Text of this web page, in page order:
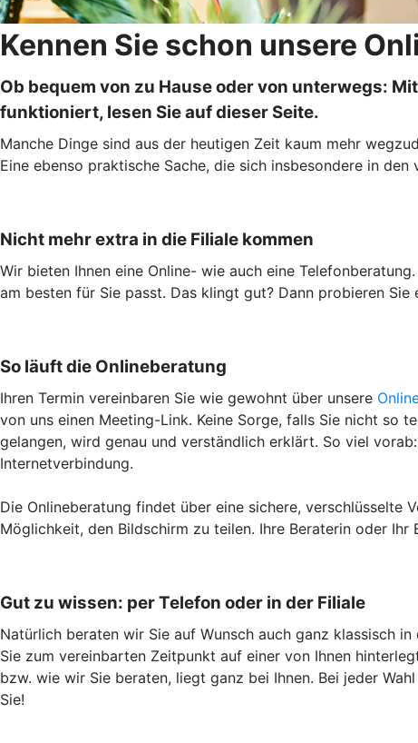
Kennen Sie schon unsere
Ob bequem von zu Hause oder von unterwegs:
funktioniert, lesen Sie auf dieser Seite.
Manche Dinge sind aus der heutigen Zeit kaum mehr
Eine ebenso praktische Sache, die sich insbesondere in
Nicht mehr extra in die Filiale kommen
Wir bieten Ihnen eine Online- wie auch eine
am besten für Sie passt. Das klingt gut? Dann probieren Sie
So läuft die Onlineberatung
Ihren Termin vereinbaren Sie wie gewohnt über unsere
von uns einen Meeting-Link. Keine Sorge, falls Sie nicht so
gelangen, wird genau und verständlich erklärt. So viel
Internetverbindung.
Die Onlineberatung findet über eine sichere,
Möglichkeit, den Bildschirm zu teilen. Ihre Beraterin oder
Gut zu wissen: per Telefon oder in der Filiale
Natürlich beraten wir Sie auf Wunsch auch ganz klassisch
Sie zum vereinbarten Zeitpunkt auf einer von Ihnen
bzw. wie wir Sie beraten, liegt ganz bei Ihnen. Bei jeder
Sie!